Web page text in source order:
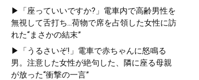
▶「座っていいですか?」電車内で高齢男性を
無視して舌打ち...荷物で席を占領した女性に訪
れた“まさかの結末”
▶「うるさいぞ!」電車で赤ちゃんに怒鳴る
男。注意した女性が絶句した、隣に座る母親
が放った“衝撃の一言”